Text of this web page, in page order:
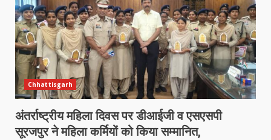
Chhattisgarh
अंतर्राष्ट्रीय महिला दिवस पर डीआईजी व एसएसपी
सूरजपुर ने महिला कर्मियों को किया सम्मानित,